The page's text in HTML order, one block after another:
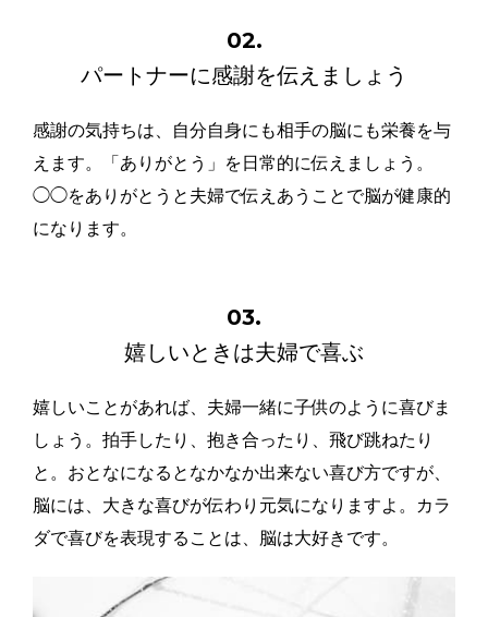
02.
パートナーに感謝を伝えましょう
感謝の気持ちは、自分自身にも相手の脳にも栄養を与
えます。「ありがとう」を日常的に伝えましょう。
◯◯をありがとうと夫婦で伝えあうことで脳が健康的
になります。
03.
嬉しいときは夫婦で喜ぶ
嬉しいことがあれば、夫婦一緒に子供のように喜びま
しょう。拍手したり、抱き合ったり、飛び跳ねたり
と。おとなになるとなかなか出来ない喜び方ですが、
脳には、大きな喜びが伝わり元気になりますよ。カラ
ダで喜びを表現することは、脳は大好きです。